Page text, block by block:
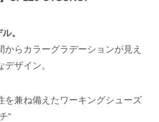
。
からカラーグラデーションが見え
ザイン。
を兼ね備えたワーキングシューズ
”